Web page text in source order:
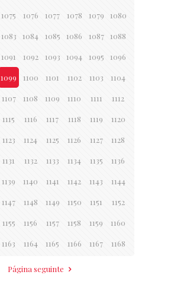
1075 1076 1077 1078 1079 1080
1083 1084 1085 1086 1087 1088
1091 1092 1093 1094 1095 1096
1099 1100 1101 1102 1103 1104
1107 1108 1109 1110 1111 1112
1115 1116 1117 1118 1119 1120
1123 1124 1125 1126 1127 1128
1131 1132 1133 1134 1135 1136
1139 1140 1141 1142 1143 1144
1147 1148 1149 1150 1151 1152
1155 1156 1157 1158 1159 1160
1163 1164 1165 1166 1167 1168
Página seguinte